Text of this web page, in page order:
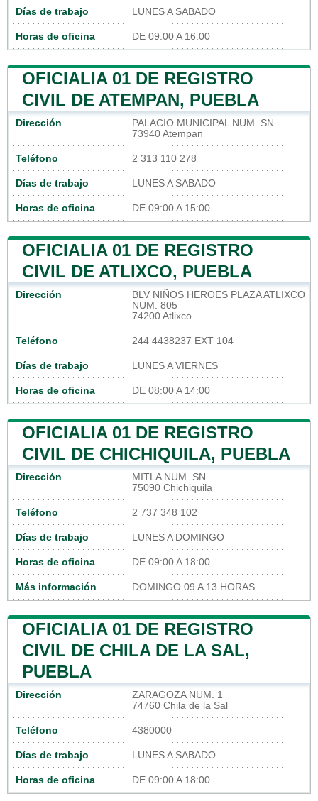
Días de trabajo LUNES A SABADO
Horas de oficina DE 09:00 A 16:00
OFICIALIA 01 DE REGISTRO
CIVIL DE ATEMPAN, PUEBLA
Dirección
PALACIO MUNICIPAL NUM. SN
73940 Atempan
Teléfono 2 313 110 278
Días de trabajo LUNES A SABADO
Horas de oficina DE 09:00 A 15:00
OFICIALIA 01 DE REGISTRO
CIVIL DE ATLIXCO, PUEBLA
Dirección
BLV NIÑOS HEROES PLAZA ATLIXCO
NUM. 805
74200 Atlixco
Teléfono 244 4438237 EXT 104
Días de trabajo LUNES A VIERNES
Horas de oficina DE 08:00 A 14:00
OFICIALIA 01 DE REGISTRO
CIVIL DE CHICHIQUILA, PUEBLA
Dirección
MITLA NUM. SN
75090 Chichiquila
Teléfono 2 737 348 102
Días de trabajo LUNES A DOMINGO
Horas de oficina DE 09:00 A 18:00
Más información DOMINGO 09 A 13 HORAS
OFICIALIA 01 DE REGISTRO
CIVIL DE CHILA DE LA SAL,
PUEBLA
Dirección
ZARAGOZA NUM. 1
74760 Chila de la Sal
Teléfono 4380000
Días de trabajo LUNES A SABADO
Horas de oficina DE 09:00 A 18:00